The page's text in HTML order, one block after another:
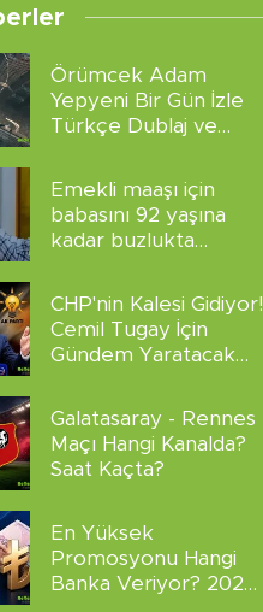
Örümcek Adam
Yepyeni Bir Gün İzle
Türkçe Dublaj ve
Emekli maaşı için
babasını 92 yaşına
kadar buzlukta
CHP'nin Kalesi Gidiyor!
Cemil Tugay İçin
Gündem Yaratacak
Galatasaray - Rennes
Maçı Hangi Kanalda?
Saat Kaçta?
En Yüksek
Promosyonu Hangi
Banka Veriyor? 2026